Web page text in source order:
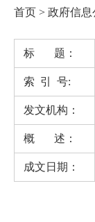
首页 > 政府信息
标 题：
索 引 号:
发文机构：
概 述：
成文日期：